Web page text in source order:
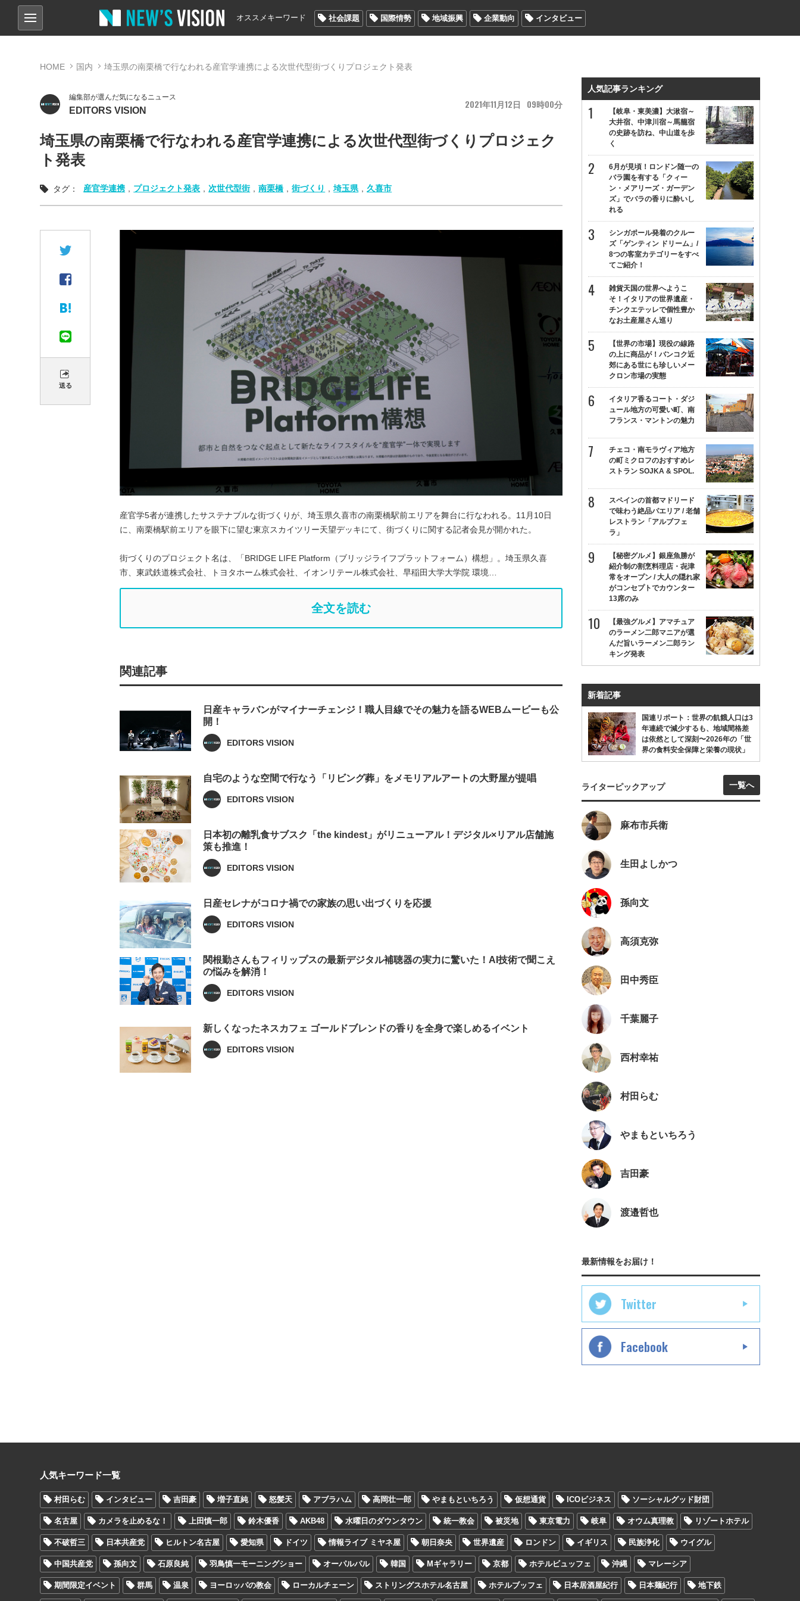
オススメキーワード 社会課題 国際情勢 地域振興 企業動向 インタビュー
HOME 国内 埼玉県の南栗橋で行なわれる産官学連携による次世代型街づくりプロジェクト発表
編集部が選んだ気になるニュース
EDITORS VISION
2021 11 12 09 00
埼玉県の南栗橋で行なわれる産官学連携による次世代型街づくりプロジェク
ト発表
タグ： 産官学連携 プロジェクト発表 次世代型街 南栗橋 街づくり 埼玉県 久喜市
送る
産官学5者が連携したサステナブルな街づくりが、埼玉県久喜市の南栗橋駅前エリアを舞台に行なわれる。11月10日
に、南栗橋駅前エリアを眼下に望む東京スカイツリー天望デッキにて、街づくりに関する記者会見が開かれた。
街づくりのプロジェクト名は、「BRIDGE LIFE Platform（ブリッジライフプラットフォーム）構想」。埼玉県久喜
市、東武鉄道株式会社、トヨタホーム株式会社、イオンリテール株式会社、早稲田大学大学院 環境…
全文を読む
関連記事
日産キャラバンがマイナーチェンジ！職人目線でその魅力を語るWEBムービーも公
開！
EDITORS VISION
自宅のような空間で行なう「リビング葬」をメモリアルアートの大野屋が提唱
EDITORS VISION
日本初の離乳食サブスク「the kindest」がリニューアル！デジタル×リアル店舗施
策も推進！
EDITORS VISION
日産セレナがコロナ禍での家族の思い出づくりを応援
EDITORS VISION
関根勤さんもフィリップスの最新デジタル補聴器の実力に驚いた！AI技術で聞こえ
の悩みを解消！
EDITORS VISION
新しくなったネスカフェ ゴールドブレンドの香りを全身で楽しめるイベント
EDITORS VISION
人気記事ランキング
【岐阜・東美濃】大湫宿～
大井宿、中津川宿～馬籠宿
の史跡を訪ね、中山道を歩
く
6月が見頃！ロンドン随一の
バラ園を有する「クィー
ン・メアリーズ・ガーデン
ズ」でバラの香りに酔いし
れる
シンガポール発着のクルー
ズ「ゲンティン ドリーム」/
8つの客室カテゴリーをすべ
てご紹介！
雑貨天国の世界へようこ
そ！イタリアの世界遺産・
チンクエテッレで個性豊か
なお土産屋さん巡り
【世界の市場】現役の線路
の上に商品が！バンコク近
郊にある世にも珍しいメー
クロン市場の実態
イタリア香るコート・ダジ
ュール地方の可愛い町、南
フランス・マントンの魅力
チェコ・南モラヴィア地方
の町ミクロフのおすすめレ
ストラン SOJKA & SPOL.
スペインの首都マドリード
で味わう絶品パエリア / 老舗
レストラン「アルブフェ
ラ」
【秘密グルメ】銀座魚勝が
紹介制の割烹料理店・㐂津
常をオープン / 大人の隠れ家
がコンセプトでカウンター
13席のみ
【最強グルメ】アマチュア
のラーメン二郎マニアが選
んだ旨いラーメン二郎ラン
キング発表
新着記事
国連リポート：世界の飢餓人口は3
年連続で減少するも、地域間格差
は依然として深刻〜2026年の「世
界の食料安全保障と栄養の現状」
ライターピックアップ 一覧へ
麻布市兵衛
生田よしかつ
孫向文
高須克弥
田中秀臣
千葉麗子
西村幸祐
村田らむ
やまもといちろう
吉田豪
渡邉哲也
最新情報をお届け！
Twitter
Facebook
人気キーワード一覧
村田らむ インタビュー 吉田豪 増子直純 怒髪天 アブラハム 高岡壮一郎 やまもといちろう 仮想通貨 ICOビジネス ソーシャルグッド財団
名古屋 カメラを止めるな！ 上田慎一郎 鈴木優香 AKB48 水曜日のダウンタウン 統一教会 被災地 東京電力 岐阜 オウム真理教 リゾートホテル
不破哲三 日本共産党 ヒルトン名古屋 愛知県 ドイツ 情報ライブ ミヤネ屋 朝日奈央 世界遺産 ロンドン イギリス 民族浄化 ウイグル
中国共産党 孫向文 石原良純 羽鳥慎一モーニングショー オーパルパル 韓国 Mギャラリー 京都 ホテルビュッフェ 沖縄 マレーシア
期間限定イベント 群馬 温泉 ヨーロッパの教会 ローカルチェーン ストリングスホテル名古屋 ホテルブッフェ 日本居酒屋紀行 日本麺紀行 地下鉄